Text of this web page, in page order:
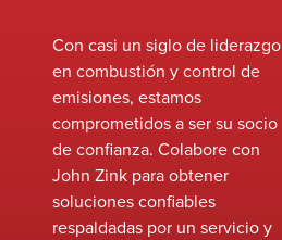
Con casi un siglo de liderazgo
en combustión y control de
emisiones, estamos
comprometidos a ser su socio
de confianza. Colabore con
John Zink para obtener
soluciones confiables
respaldadas por un servicio y